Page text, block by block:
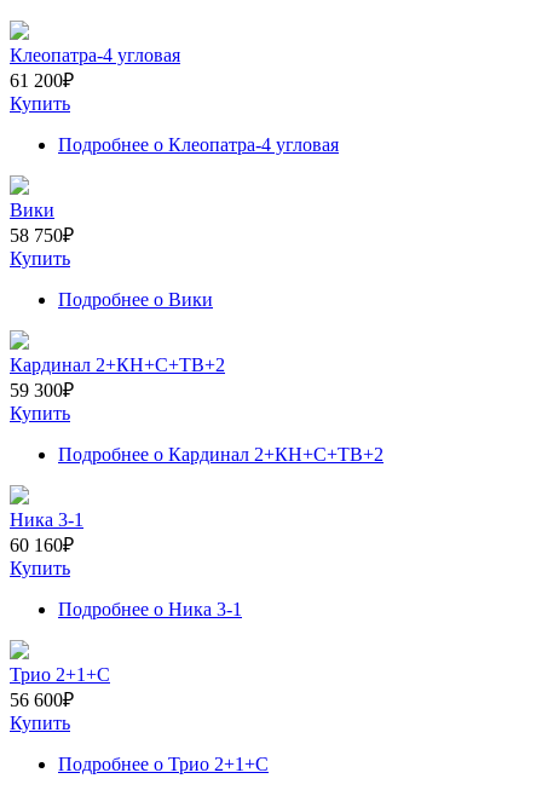
Клеопатра-4 угловая
61 200₽
Купить
Подробнее о Клеопатра-4 угловая
Вики
58 750₽
Купить
Подробнее о Вики
Кардинал 2+КН+С+ТВ+2
59 300₽
Купить
Подробнее о Кардинал 2+КН+С+ТВ+2
Ника 3-1
60 160₽
Купить
Подробнее о Ника 3-1
Трио 2+1+С
56 600₽
Купить
Подробнее о Трио 2+1+С